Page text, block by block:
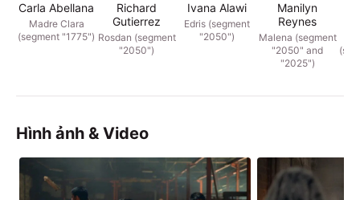
Carla Abellana
Madre Clara
(segment "1775")
Richard
Gutierrez
Rosdan (segment
"2050")
Ivana Alawi
Edris (segment
"2050")
Manilyn
Reynes
Malena (segment
"2050" and
"2025")
Hình ảnh & Video